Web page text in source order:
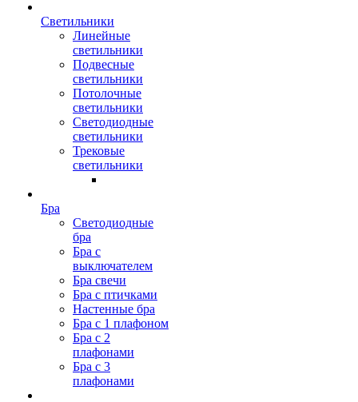
Светильники
Линейные
светильники
Подвесные
светильники
Потолочные
светильники
Светодиодные
светильники
Трековые
светильники
Бра
Светодиодные
бра
Бра с
выключателем
Бра свечи
Бра с птичками
Настенные бра
Бра с 1 плафоном
Бра с 2
плафонами
Бра с 3
плафонами